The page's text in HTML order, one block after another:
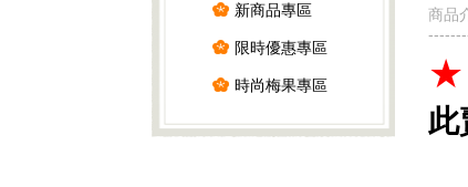
新商品專區
限時優惠專區
時尚梅果專區
商品
★
此